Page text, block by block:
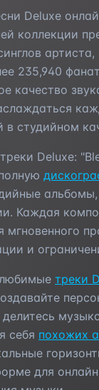
Deluxe
коллекции
235,940
качество
в студийном
Deluxe:
Каждая
мгновенного
и
треки
делитесь
себя похожих
для